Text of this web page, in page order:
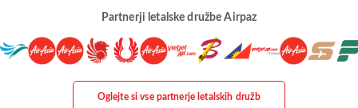
Partnerji letalske družbe Airpaz
Oglejte si vse partnerje letalskih družb